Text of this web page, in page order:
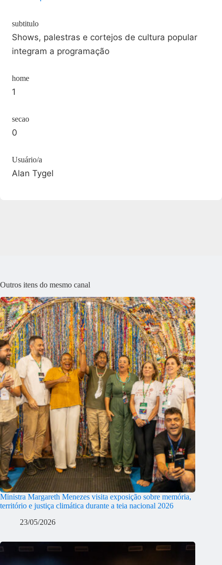
subtitulo
Shows, palestras e cortejos de cultura popular
integram a programação
home
1
secao
0
Usuário/a
Alan Tygel
Outros itens do mesmo canal
Ministra Margareth Menezes visita exposição sobre memória,
território e justiça climática durante a teia nacional 2026
23/05/2026